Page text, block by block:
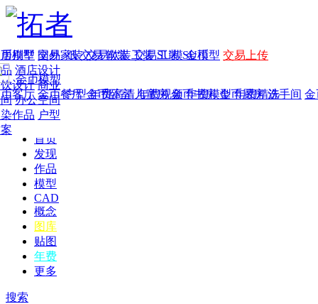
首页
发现
年费 作品 图纸 交易 软装 工装 SU模 金币
年费版块
费图纸 年费户型 年费高清 年费视频 年费模型 年费精选
作品
别墅 国外
酒店设计
设计 商业
办公空间
作品 户型
模型
模型 交易家装 交易软装 交易工装 SU模型 交易上传
金币模型
客厅 金币餐厅 金币卧室 儿童房 金币书房 金币厨房 洗手间 金
CAD
概念
图库
贴图
年费
更多
搜索